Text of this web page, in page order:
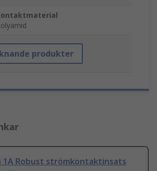
produkter
1A Robust strömkontaktinsats